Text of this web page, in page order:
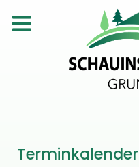
Terminkalender